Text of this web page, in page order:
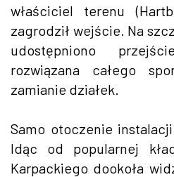
właściciel terenu
zagrodził wejście. Na
udostępniono
rozwiązana całego
zamianie działek.
Samo otoczenie
Idąc od popularnej
Karpackiego dookoła